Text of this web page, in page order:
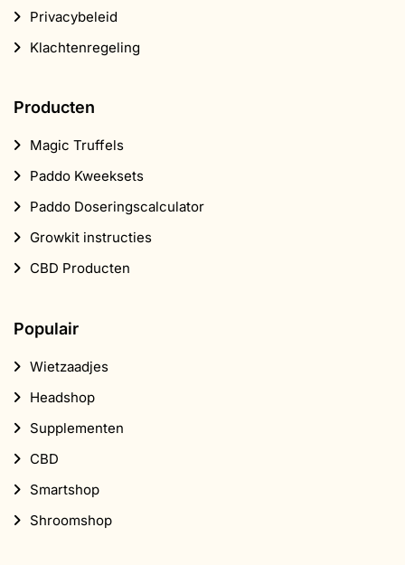
Privacybeleid
Klachtenregeling
Producten
Magic Truffels
Paddo Kweeksets
Paddo Doseringscalculator
Growkit instructies
CBD Producten
Populair
Wietzaadjes
Headshop
Supplementen
CBD
Smartshop
Shroomshop